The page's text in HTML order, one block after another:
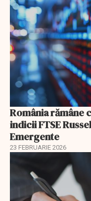
România rămâne
indicii FTSE
Emergente
23 FEBRUARIE 2026